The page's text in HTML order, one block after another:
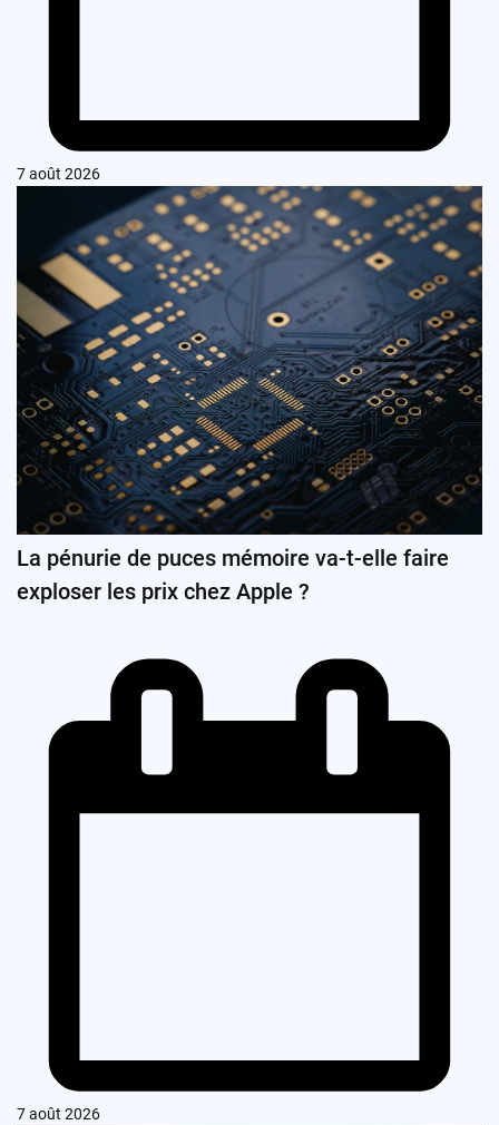
7 août 2026
La pénurie de puces mémoire va-t-elle faire
exploser les prix chez Apple ?
7 août 2026